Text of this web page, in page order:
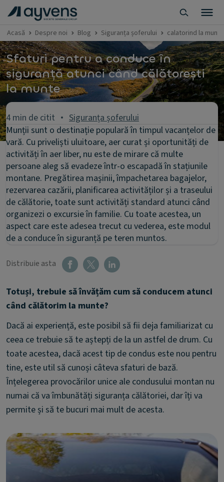
Acasă Despre noi Blog Siguranța șoferului calatorind la munte
Sfaturi pentru a conduce în
siguranță atunci când călătorești
la munte
4 min de citit
Siguranța șoferului
Munții sunt o destinație populară în timpul vacanțelor de
vară. Cu priveliști uluitoare, aer curat și oportunități de
activități în aer liber, nu este de mirare că multe
persoane aleg să evadeze într-o escapadă în stațiunile
montane. Pregătirea mașinii, împachetarea bagajelor,
rezervarea cazării, planificarea activităților și a traseului
de călătorie, toate sunt activități standard atunci când
organizezi o excursie în familie. Cu toate acestea, un
aspect care este adesea trecut cu vederea, este modul
de a conduce în siguranță pe teren muntos.
Distribuie asta
Totuși, trebuie să învățăm cum să conducem atunci
când călătorim la munte?
Dacă ai experiență, este posibil să fii deja familiarizat cu
ceea ce trebuie să te aștepți de la un astfel de drum. Cu
toate acestea, dacă acest tip de condus este nou pentru
tine, este util să cunoși câteva sfaturi de bază.
Înțelegerea provocărilor unice ale condusului montan nu
numai că va îmbunătăți siguranța călătoriei, dar îți va
permite și să te bucuri mai mult de acesta.